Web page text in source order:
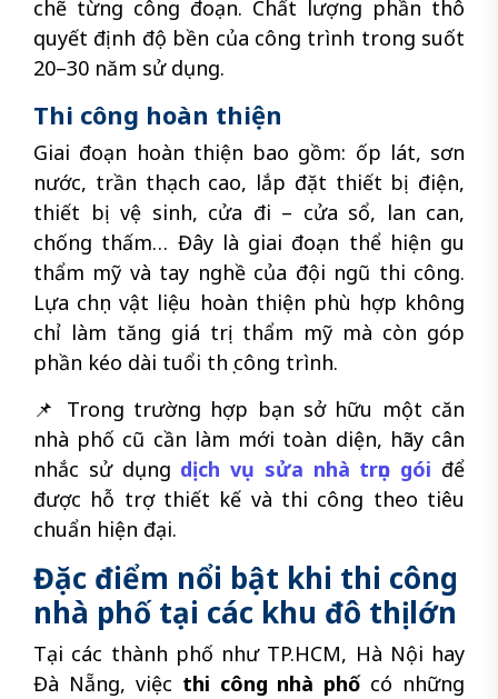
chẽ từng công đoạn. Chất lượng phần thô
quyết định độ bền của công trình trong suốt
20–30 năm sử dụng.
Thi công hoàn thiện
Giai đoạn hoàn thiện bao gồm: ốp lát, sơn
nước, trần thạch cao, lắp đặt thiết bị điện,
thiết bị vệ sinh, cửa đi – cửa sổ, lan can,
chống thấm… Đây là giai đoạn thể hiện gu
thẩm mỹ và tay nghề của đội ngũ thi công.
Lựa chọn vật liệu hoàn thiện phù hợp không
chỉ làm tăng giá trị thẩm mỹ mà còn góp
phần kéo dài tuổi thọ công trình.
📌 Trong trường hợp bạn sở hữu một căn
nhà phố cũ cần làm mới toàn diện, hãy cân
nhắc sử dụng dịch vụ sửa nhà trọn gói để
được hỗ trợ thiết kế và thi công theo tiêu
chuẩn hiện đại.
Đặc điểm nổi bật khi thi công
nhà phố tại các khu đô thị lớn
Tại các thành phố như TP.HCM, Hà Nội hay
Đà Nẵng, việc thi công nhà phốcó những